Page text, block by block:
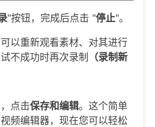
"按钮，完成后点击 "停止"。
以重新观看素材、对其进行
不成功时再次录制 （录制新
点击保存和编辑。这个简单
频编辑器，现在您可以轻松